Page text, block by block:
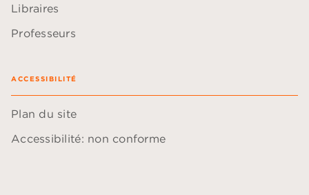
Libraires
Professeurs
ACCESSIBILITÉ
Plan du site
Accessibilité: non conforme